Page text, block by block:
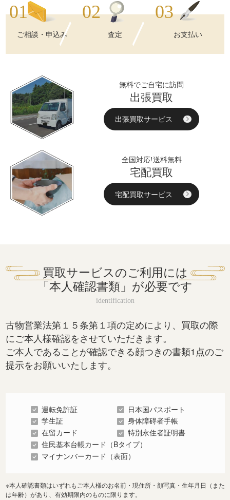
ご相談・申込み 査定 お支払い
無料でご自宅に訪問
出張買取
出張買取サービス
全国対応!送料無料
宅配買取
宅配買取サービス
買取サービスのご利用には
「本人確認書類」が必要です
古物営業法第１５条第１項の定めにより、買取の際
にご本人様確認をさせていただきます。
ご本人であることが確認できる顔つきの書類1点のご
提示をお願いいたします。
運転免許証
日本国パスポート
学生証
身体障碍者手帳
在留カード
特別永住者証明書
住民基本台帳カード（Bタイプ）
マイナンバーカード（表面）
※本人確認書類はいずれもご本人様のお名前・現住所・顔写真・生年月日（また
は年齢）があり、有効期限内のものに限ります。